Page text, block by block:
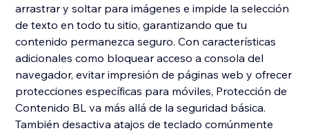
arrastrar y soltar para imágenes e impide la selección
de texto en todo tu sitio, garantizando que tu
contenido permanezca seguro. Con características
adicionales como bloquear acceso a consola del
navegador, evitar impresión de páginas web y ofrecer
protecciones específicas para móviles, Protección de
Contenido BL va más allá de la seguridad básica.
También desactiva atajos de teclado comúnmente